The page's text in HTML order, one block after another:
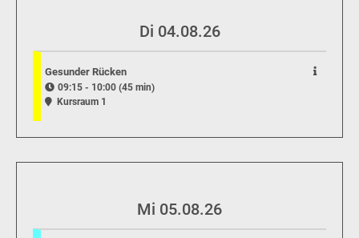
Di 04.08.26
Gesunder Rücken
09:15 - 10:00 (45 min)
Kursraum 1
Mi 05.08.26